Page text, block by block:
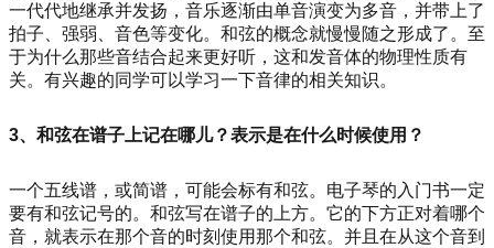
一代代地继承并发扬，音乐逐渐由单音演变为多音，并带上了
拍子、强弱、音色等变化。和弦的概念就慢慢随之形成了。至
于为什么那些音结合起来更好听，这和发音体的物理性质有
关。有兴趣的同学可以学习一下音律的相关知识。
3、和弦在谱子上记在哪儿？表示是在什么时候使用？
一个五线谱，或简谱，可能会标有和弦。电子琴的入门书一定
要有和弦记号的。和弦写在谱子的上方。它的下方正对着哪个
音，就表示在那个音的时刻使用那个和弦。并且在从这个音到